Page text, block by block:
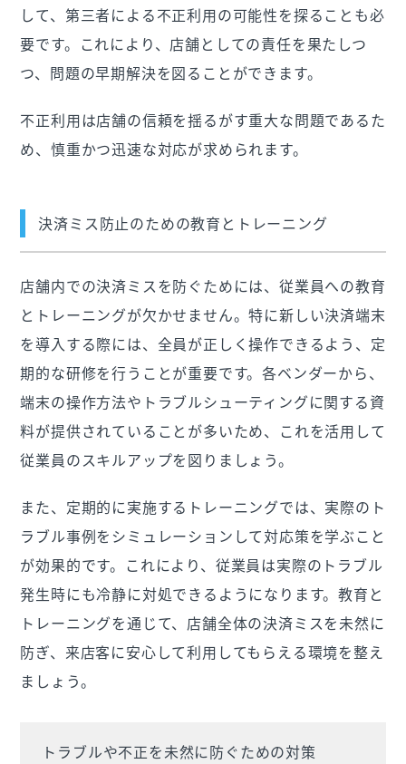
して、第三者による不正利用の可能性を探ることも必
要です。これにより、店舗としての責任を果たしつ
つ、問題の早期解決を図ることができます。
不正利用は店舗の信頼を揺るがす重大な問題であるた
め、慎重かつ迅速な対応が求められます。
決済ミス防止のための教育とトレーニング
店舗内での決済ミスを防ぐためには、従業員への教育
とトレーニングが欠かせません。特に新しい決済端末
を導入する際には、全員が正しく操作できるよう、定
期的な研修を行うことが重要です。各ベンダーから、
端末の操作方法やトラブルシューティングに関する資
料が提供されていることが多いため、これを活用して
従業員のスキルアップを図りましょう。
また、定期的に実施するトレーニングでは、実際のト
ラブル事例をシミュレーションして対応策を学ぶこと
が効果的です。これにより、従業員は実際のトラブル
発生時にも冷静に対処できるようになります。教育と
トレーニングを通じて、店舗全体の決済ミスを未然に
防ぎ、来店客に安心して利用してもらえる環境を整え
ましょう。
トラブルや不正を未然に防ぐための対策